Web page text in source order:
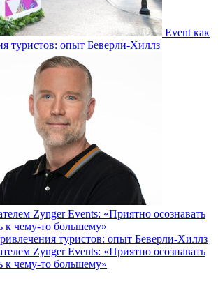
Event как
туристов: опыт Беверли-Хиллз
Zynger Events: «Приятно осознавать
к чему-то большему»
туристов: опыт Беверли-Хиллз
Zynger Events: «Приятно осознавать
к чему-то большему»